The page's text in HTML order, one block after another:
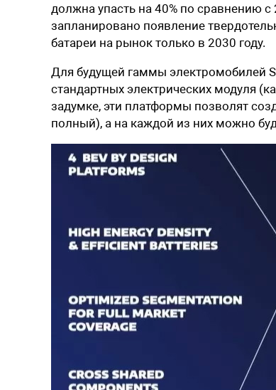
должна упасть на 40% по сравнению
запланировано появление
батареи на рынок только в 2030 году.
Для будущей гаммы электромобилей
стандартных электрических модуля
задумке, эти платформы позволят
полный), а на каждой из них можно